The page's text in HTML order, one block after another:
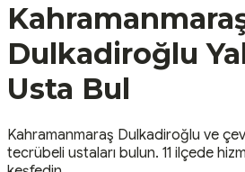
Dulkadiroğlu
Usta Bul
Kahramanmaraş Dulkadiroğlu ve
tecrübeli ustaları bulun. 11 ilçede